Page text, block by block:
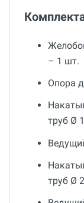
– 1 шт.
Опора
труб Ø
труб Ø